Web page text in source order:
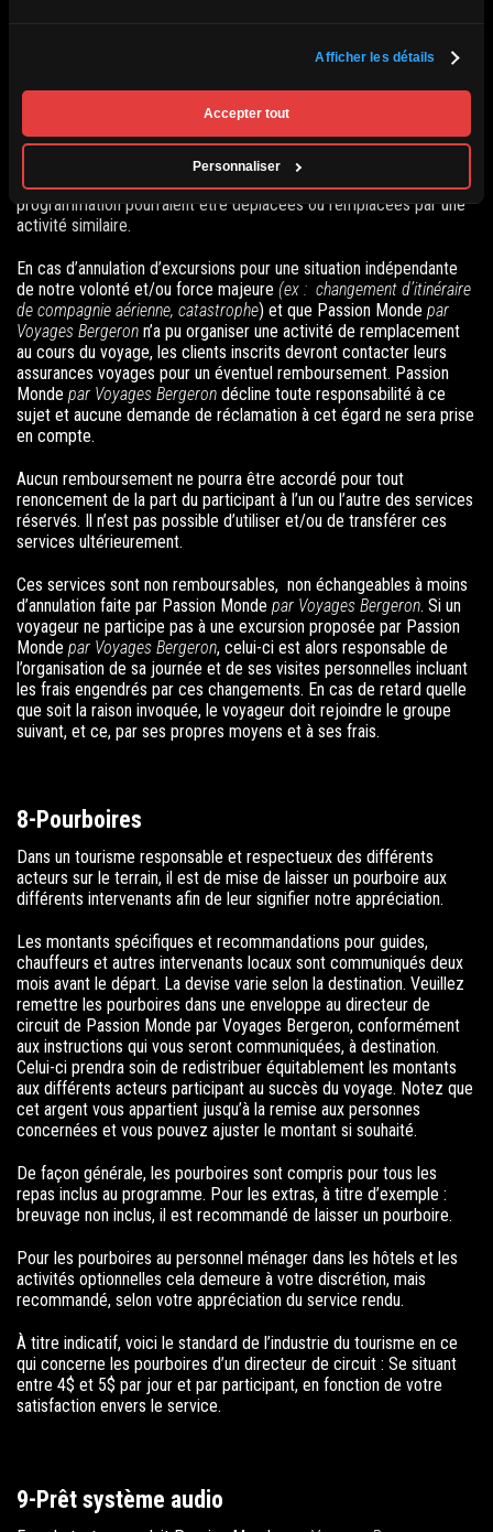
Afficher les détails
Accepter tout
Personnaliser
L’itinéraire décrit dans le programme détaillé du voyage est à titre
par Voyages Bergeron
de services peuvent modifier à tout moment l’itinéraire, les dates,
les lieux d’hébergement et les visites si nécessaire. Les visites
comprises qui étaient prévues lors de la mise en place de la
programmation pourraient être déplacées ou remplacées par une
activité similaire.
En cas d’annulation d’excursions pour une situation indépendante
de notre volonté et/ou force majeure (ex : changement d’itinéraire
de compagnie aérienne, catastrophe) et que Passion Monde par
Voyages Bergeron n’a pu organiser une activité de remplacement
au cours du voyage, les clients inscrits devront contacter leurs
assurances voyages pour un éventuel remboursement. Passion
Monde par Voyages Bergeron décline toute responsabilité à ce
sujet et aucune demande de réclamation à cet égard ne sera prise
en compte.
Aucun remboursement ne pourra être accordé pour tout
renoncement de la part du participant à l’un ou l’autre des services
réservés. Il n’est pas possible d’utiliser et/ou de transférer ces
services ultérieurement.
Ces services sont non remboursables, non échangeables à moins
d’annulation faite par Passion Monde par Voyages Bergeron. Si un
voyageur ne participe pas à une excursion proposée par Passion
Monde par Voyages Bergeron, celui-ci est alors responsable de
l’organisation de sa journée et de ses visites personnelles incluant
les frais engendrés par ces changements. En cas de retard quelle
que soit la raison invoquée, le voyageur doit rejoindre le groupe
suivant, et ce, par ses propres moyens et à ses frais.
8-Pourboires
Dans un tourisme responsable et respectueux des différents
acteurs sur le terrain, il est de mise de laisser un pourboire aux
différents intervenants afin de leur signifier notre appréciation.
Les montants spécifiques et recommandations pour guides,
chauffeurs et autres intervenants locaux sont communiqués deux
mois avant le départ. La devise varie selon la destination. Veuillez
remettre les pourboires dans une enveloppe au directeur de
circuit de Passion Monde par Voyages Bergeron, conformément
aux instructions qui vous seront communiquées, à destination.
Celui-ci prendra soin de redistribuer équitablement les montants
aux différents acteurs participant au succès du voyage. Notez que
cet argent vous appartient jusqu’à la remise aux personnes
concernées et vous pouvez ajuster le montant si souhaité.
De façon générale, les pourboires sont compris pour tous les
repas inclus au programme. Pour les extras, à titre d’exemple :
breuvage non inclus, il est recommandé de laisser un pourboire.
Pour les pourboires au personnel ménager dans les hôtels et les
activités optionnelles cela demeure à votre discrétion, mais
recommandé, selon votre appréciation du service rendu.
À titre indicatif, voici le standard de l’industrie du tourisme en ce
qui concerne les pourboires d’un directeur de circuit : Se situant
entre 4$ et 5$ par jour et par participant, en fonction de votre
satisfaction envers le service.
9-Prêt système audio